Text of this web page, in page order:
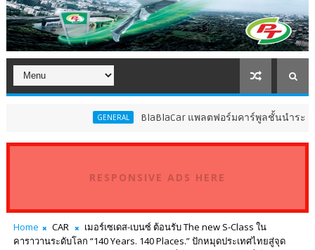
BlaBlaCar แพลตฟอร์มคาร์พูลชั้นนำระดับโลก ประกา
RESPONSIVE ADS HERE
Home CAR
เมอร์เซเดส-เบนซ์ ต้อนรับ The new S-Class ใน
คาราวานระดับโลก “140 Years. 140 Places.” ปักหมุดประเทศไทยสู่จุด